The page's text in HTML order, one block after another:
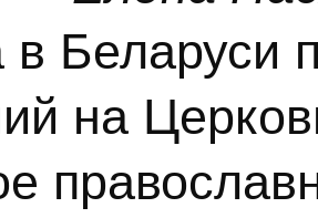
в Беларуси
на